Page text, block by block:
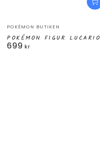
Säljare:
POKÉMON BUTIKEN
POKÉMON FIGUR LUCARIO
Ordinarie
699 kr